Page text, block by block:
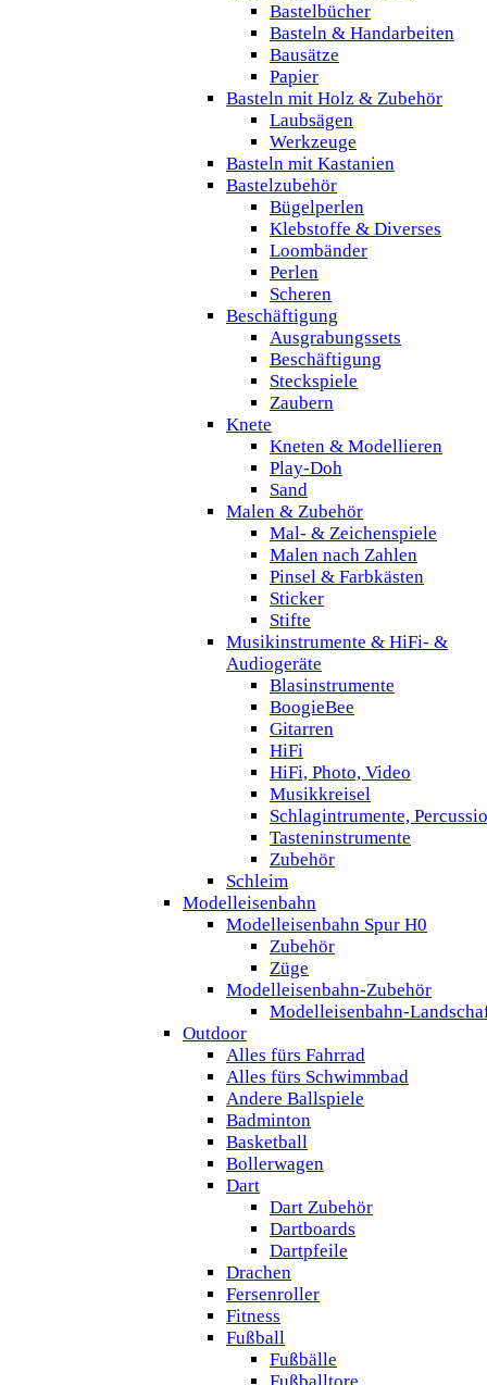
Bastelbücher
Basteln & Handarbeiten
Bausätze
Papier
Basteln mit Holz & Zubehör
Laubsägen
Werkzeuge
Basteln mit Kastanien
Bastelzubehör
Bügelperlen
Klebstoffe & Diverses
Loombänder
Perlen
Scheren
Beschäftigung
Ausgrabungssets
Beschäftigung
Steckspiele
Zaubern
Knete
Kneten & Modellieren
Play-Doh
Sand
Malen & Zubehör
Mal- & Zeichenspiele
Malen nach Zahlen
Pinsel & Farbkästen
Sticker
Stifte
Musikinstrumente & HiFi- &
Audiogeräte
Blasinstrumente
BoogieBee
Gitarren
HiFi
HiFi, Photo, Video
Musikkreisel
Schlagintrumente,
Tasteninstrumente
Zubehör
Schleim
Modelleisenbahn
Modelleisenbahn Spur H0
Zubehör
Züge
Modelleisenbahn-Zubehör
Modelleisenbahn-
Outdoor
Alles fürs Fahrrad
Alles fürs Schwimmbad
Andere Ballspiele
Badminton
Basketball
Bollerwagen
Dart
Dart Zubehör
Dartboards
Dartpfeile
Drachen
Fersenroller
Fitness
Fußball
Fußbälle